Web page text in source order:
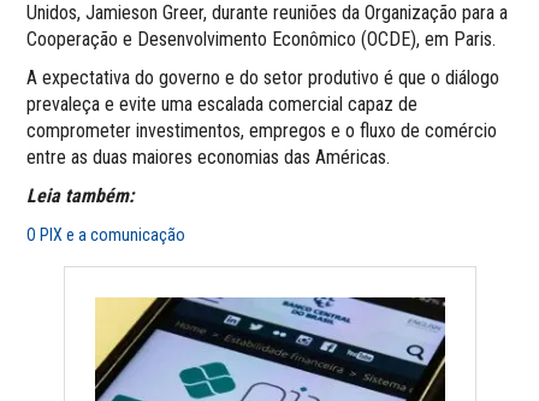
Unidos, Jamieson Greer, durante reuniões da Organização para a
Cooperação e Desenvolvimento Econômico (OCDE), em Paris.
A expectativa do governo e do setor produtivo é que o diálogo
prevaleça e evite uma escalada comercial capaz de
comprometer investimentos, empregos e o fluxo de comércio
entre as duas maiores economias das Américas.
Leia também:
O PIX e a comunicação